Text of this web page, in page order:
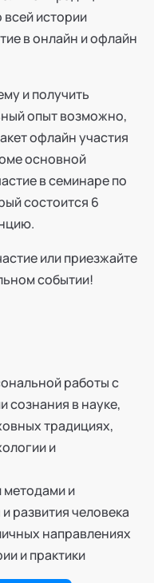
всей истории
в онлайн и офлайн
и получить
опыт возможно,
офлайн участия
основной
в семинаре по
состоится 6
или приезжайте
событии!
работы с
сознания в науке,
традициях,
и
методами и
развития человека
направлениях
и практики